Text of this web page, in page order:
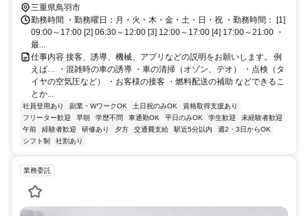
三重県鳥羽市
勤務時間 ・勤務曜日：月・火・木・金・土・日・祝 ・勤務時間： [1]
09:00～17:00 [2] 06:30～12:00 [3] 12:00～17:00 [4] 17:00～21:00 ・
最...
仕事内容 接客、誘導、機械、アプリなどの説明をお願いします。 例
えば… ・混雑時の車の誘導 ・車の清掃（オゾン、デオ） ・点検（タ
イヤの空気圧など） ・お客様の接客 ・燃料配送の補助 などできるこ
とか...
社員登用あり 副業・WワークOK 土日祝のみOK
資格取得支援あり
フリーター歓迎
早朝 学歴不問 車通勤OK 平日のみOK 学生歓迎
未経験者歓迎
午前
経験者歓迎 研修あり 夕方 交通費支給 駅近5分以内
週2・3日からOK
シフト制
社割あり
業務委託